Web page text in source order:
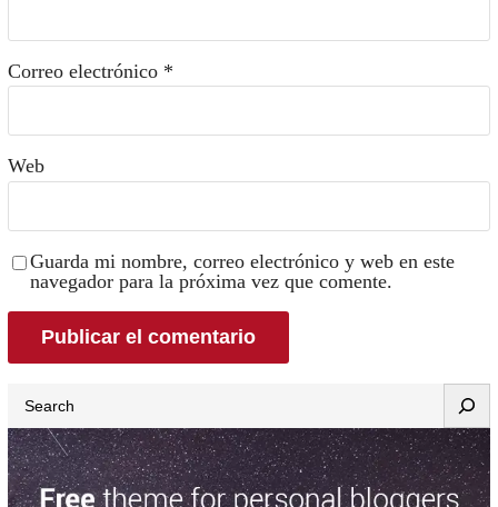
Correo electrónico *
Web
Guarda mi nombre, correo electrónico y web en este
navegador para la próxima vez que comente.